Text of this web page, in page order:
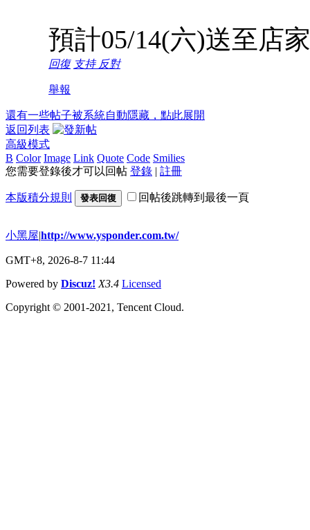
預計05/14(六)送至店
回復 支持 反對
舉報
還有一些帖子被系統自動隱藏，點此展開
返回列表
高級模式
B Color Image Link Quote Code Smilies
您需要登錄後才可以回帖 登錄 | 註冊
本版積分規則 發表回復 回帖後跳轉到最後一頁
小黑屋|http://www.ysponder.com.tw/
GMT+8, 2026-8-7 11:44
Powered by Discuz! X3.4 Licensed
Copyright © 2001-2021, Tencent Cloud.